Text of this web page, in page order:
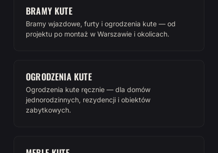
BRAMY KUTE
Bramy wjazdowe, furty i ogrodzenia kute — od
projektu po montaż w Warszawie i okolicach.
OGRODZENIA KUTE
Ogrodzenia kute ręcznie — dla domów
jednorodzinnych, rezydencji i obiektów
zabytkowych.